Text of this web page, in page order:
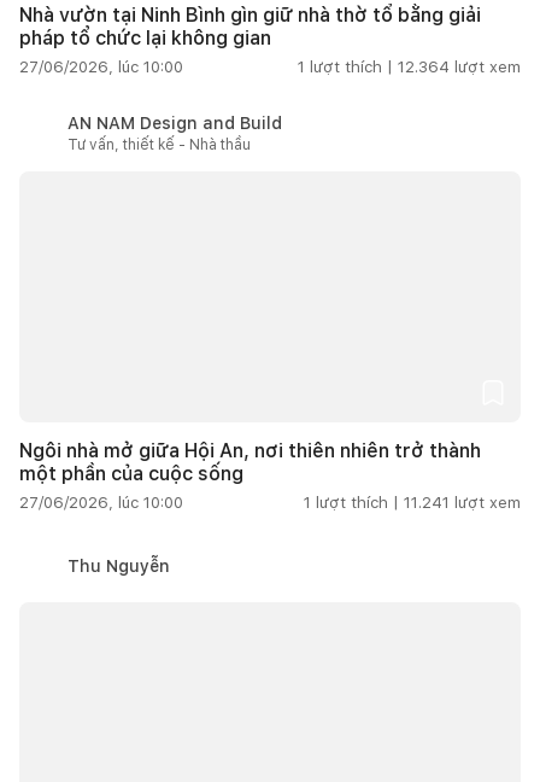
Nhà vườn tại Ninh Bình gìn giữ nhà thờ tổ bằng giải
pháp tổ chức lại không gian
27/06/2026, lúc 10:00 1 lượt thích | 12.364 lượt xem
AN NAM Design and Build
Tư vấn, thiết kế - Nhà thầu
Ngôi nhà mở giữa Hội An, nơi thiên nhiên trở thành
một phần của cuộc sống
27/06/2026, lúc 10:00 1 lượt thích | 11.241 lượt xem
Thu Nguyễn